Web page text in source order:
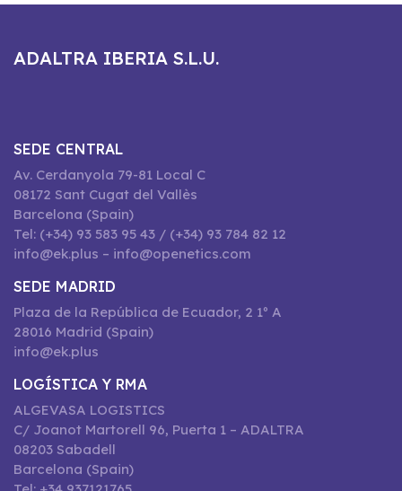
ADALTRA IBERIA S.L.U.
SEDE CENTRAL
Av. Cerdanyola 79-81 Local C
08172 Sant Cugat del Vallès
Barcelona (Spain)
Tel: (+34) 93 583 95 43 / (+34) 93 784 82 12
info@ek.plus – info@openetics.com
SEDE MADRID
Plaza de la República de Ecuador, 2 1º A
28016 Madrid (Spain)
info@ek.plus
LOGÍSTICA Y RMA
ALGEVASA LOGISTICS
C/ Joanot Martorell 96, Puerta 1 – ADALTRA
08203 Sabadell
Barcelona (Spain)